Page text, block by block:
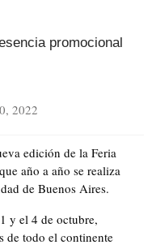
promocional
2022
edición de la Feria
año a año se realiza
de Buenos Aires.
y el 4 de octubre,
de todo el continente